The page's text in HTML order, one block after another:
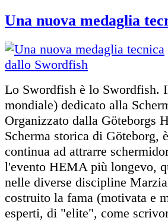
Una nuova medaglia
Lo Swordfish è lo Swordfish.
mondiale) dedicato alla
Organizzato dalla Göteborgs
Scherma storica di
continua ad attrarre
l'evento HEMA più longevo,
nelle diverse discipline
costruito la fama (motivata e
esperti, di "elite", come